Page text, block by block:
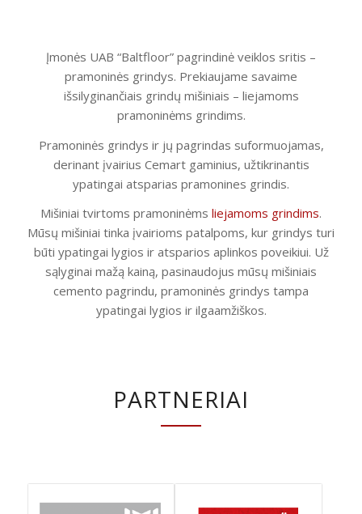
Įmonės UAB “Baltfloor” pagrindinė veiklos sritis –
pramoninės grindys. Prekiaujame savaime
išsilyginančiais grindų mišiniais – liejamoms
pramoninėms grindims.
Pramoninės grindys ir jų pagrindas suformuojamas,
derinant įvairius Cemart gaminius, užtikrinantis
ypatingai atsparias pramonines grindis.
Mišiniai tvirtoms pramoninėms liejamoms grindims.
Mūsų mišiniai tinka įvairioms patalpoms, kur grindys turi
būti ypatingai lygios ir atsparios aplinkos poveikiui. Už
sąlyginai mažą kainą, pasinaudojus mūsų mišiniais
cemento pagrindu, pramoninės grindys tampa
ypatingai lygios ir ilgaamžiškos.
PARTNERIAI